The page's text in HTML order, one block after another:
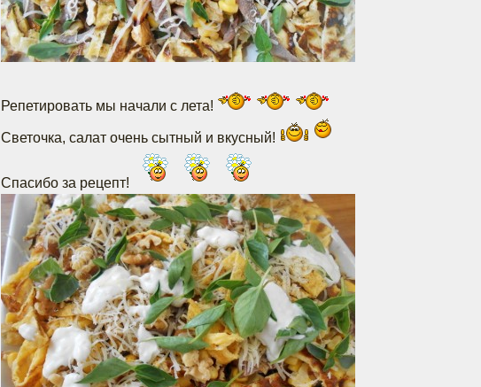
Репетировать мы начали с лета!
Светочка, салат очень сытный и вкусный!
Спасибо за рецепт!